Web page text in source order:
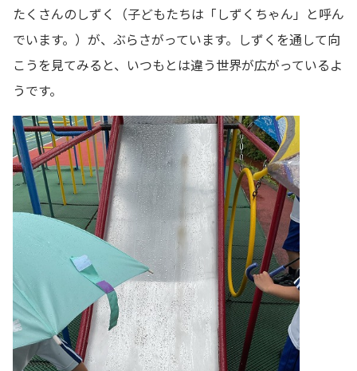
たくさんのしずく（子どもたちは「しずくちゃん」と呼ん
でいます。）が、ぶらさがっています。しずくを通して向
こうを見てみると、いつもとは違う世界が広がっているよ
うです。